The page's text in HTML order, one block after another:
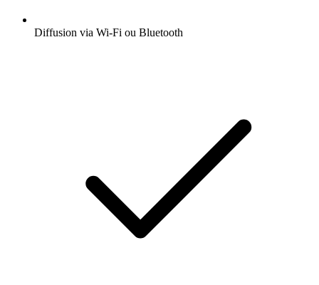
Diffusion via Wi-Fi ou Bluetooth